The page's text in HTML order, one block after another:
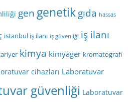
gen genetikgıda hassas
istanbul iş ilanı iş güvenliği iş ilanı
kimya kimyager kromatografi
cihazları Laboratuvar
güvenliği Laboratuvar